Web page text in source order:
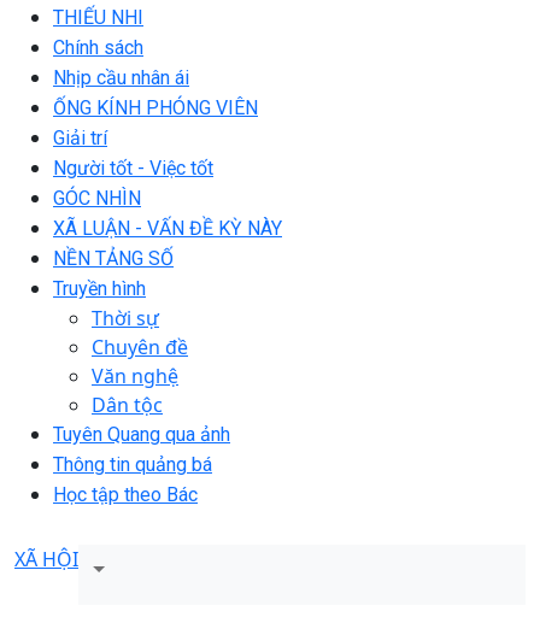
THIẾU NHI
Chính sách
Nhịp cầu nhân ái
ỐNG KÍNH PHÓNG VIÊN
Giải trí
Người tốt - Việc tốt
GÓC NHÌN
XÃ LUẬN - VẤN ĐỀ KỲ NÀY
NỀN TẢNG SỐ
Truyền hình
Thời sự
Chuyên đề
Văn nghệ
Dân tộc
Tuyên Quang qua ảnh
Thông tin quảng bá
Học tập theo Bác
XÃ HỘI